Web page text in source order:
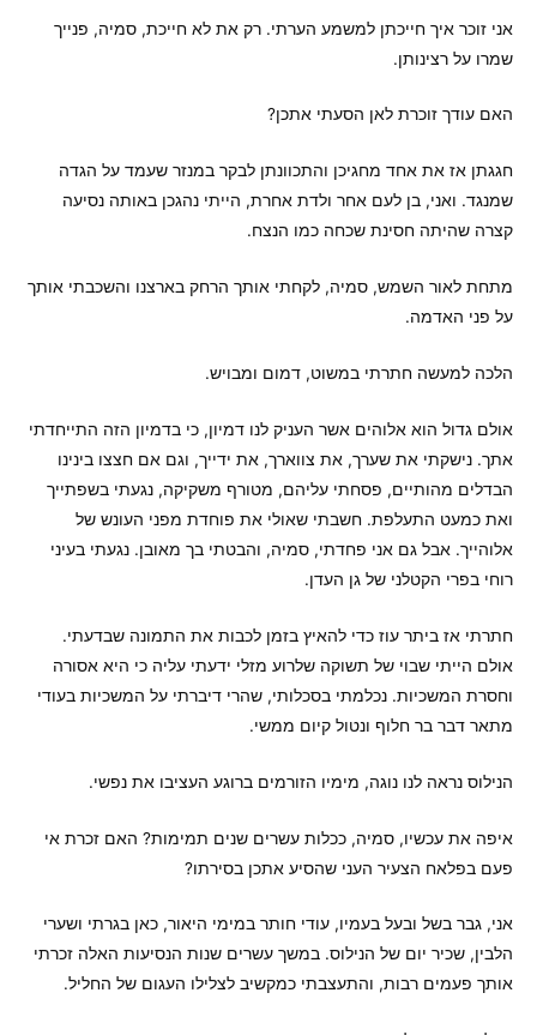
אני זוכר איך חייכתן למשמע הערתי. רק את לא חייכת, סמיה, פנייך
שמרו על רצינותן.
האם עודך זוכרת לאן הסעתי אתכן?
חגגתן אז את אחד מחגיכן והתכוונתן לבקר במנזר שעמד על הגדה
שמנגד. ואני, בן לעם אחר ולדת אחרת, הייתי נהגכן באותה נסיעה
קצרה שהיתה חסינת שכחה כמו הנצח.
מתחת לאור השמש, סמיה, לקחתי אותך הרחק בארצנו והשכבתי אותך
על פני האדמה.
הלכה למעשה חתרתי במשוט, דמום ומבויש.
אולם גדול הוא אלוהים אשר העניק לנו דמיון, כי בדמיון הזה התייחדתי
אתך. נישקתי את שערך, את צווארך, את ידייך, וגם אם חצצו בינינו
הבדלים מהותיים, פסחתי עליהם, מטורף משקיקה, נגעתי בשפתייך
ואת כמעט התעלפת. חשבתי שאולי את פוחדת מפני העונש של
אלוהייך. אבל גם אני פחדתי, סמיה, והבטתי בך מאובן. נגעתי בעיני
רוחי בפרי הקטלני של גן העדן.
חתרתי אז ביתר עוז כדי להאיץ בזמן לכבות את התמונה שבדעתי.
אולם הייתי שבוי של תשוקה שלרוע מזלי ידעתי עליה כי היא אסורה
וחסרת המשכיות. נכלמתי בסכלותי, שהרי דיברתי על המשכיות בעודי
מתאר דבר בר חלוף ונטול קיום ממשי.
הנילוס נראה לנו נוגה, מימיו הזורמים ברוגע העציבו את נפשי.
איפה את עכשיו, סמיה, ככלות עשרים שנים תמימות? האם זכרת אי
פעם בפלאח הצעיר העני שהסיע אתכן בסירתו?
אני, גבר בשל ובעל בעמיו, עודי חותר במימי היאור, כאן בגרתי ושערי
הלבין, שכיר יום של הנילוס. במשך עשרים שנות הנסיעות האלה זכרתי
אותך פעמים רבות, והתעצבתי כמקשיב לצלילו העגום של החליל.